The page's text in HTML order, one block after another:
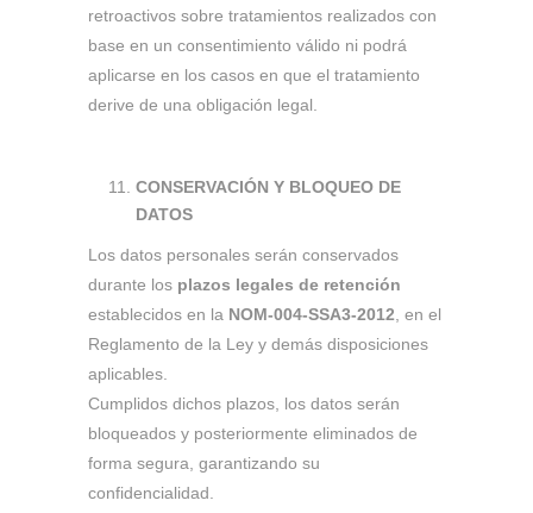
retroactivos sobre tratamientos realizados con
base en un consentimiento válido ni podrá
aplicarse en los casos en que el tratamiento
derive de una obligación legal.
CONSERVACIÓN Y BLOQUEO DE
DATOS
Los datos personales serán conservados
durante los plazos legales de retención
establecidos en la NOM-004-SSA3-2012 , en el
Reglamento de la Ley y demás disposiciones
aplicables.
Cumplidos dichos plazos, los datos serán
bloqueados y posteriormente eliminados de
forma segura, garantizando su
confidencialidad.